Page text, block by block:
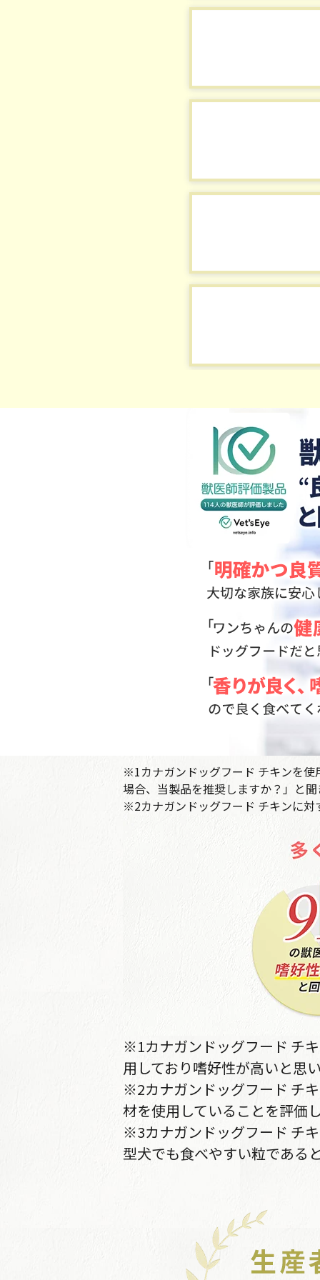
※1カナガンドッグフード チキンを使
場合、当製品を推奨しますか？」と
※2カナガンドッグフード チキンに対
※1カナガンドッグフード チ
用しており嗜好性が高いと思
※2カナガンドッグフード チ
材を使用していることを評価
※3カナガンドッグフード チ
型犬でも食べやすい粒である